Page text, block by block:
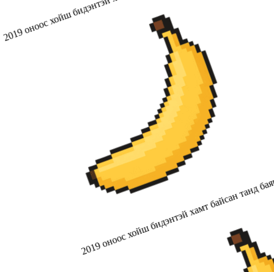
2019 оноос хойш бидэнтэй хамт байсан